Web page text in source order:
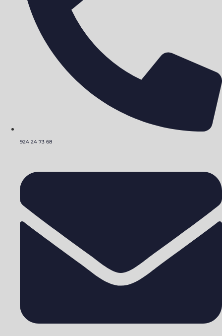
924 24 73 68